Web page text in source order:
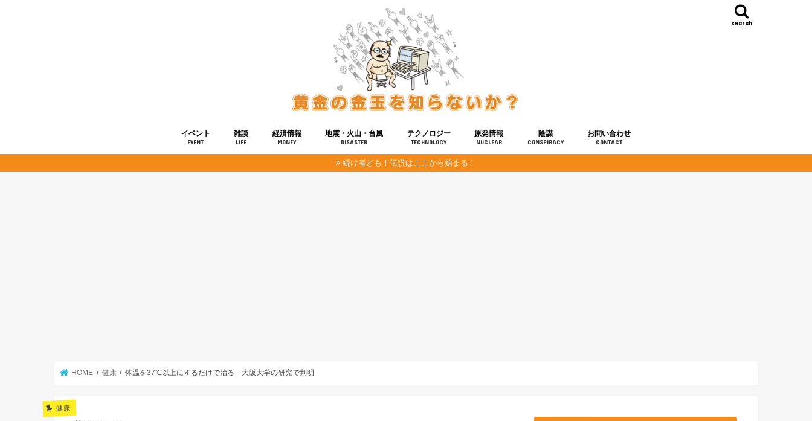
search
イベント
EVENT
雑談
LIFE
経済情報
MONEY
地震・火山・台風
DISASTER
テクノロジー
TECHNOLOGY
健康
宇宙
原発情報
NUCLEAR
陰謀
CONSPIRACY
お問い合わせ
CONTACT
続け者ども！伝説はここから始まる！
HOME 健康 体温を37℃以上にするだけで治る 大阪大学の研究で判明
健康